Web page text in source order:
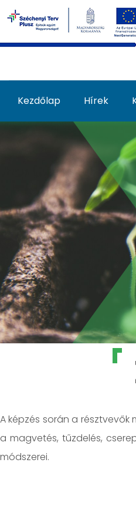
Ugrás a fő tartalomhoz
Kezdőlap Hírek
A képzés során a
a magvetés, tűzdelés,
módszerei.